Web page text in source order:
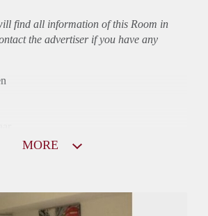
find all information of this Room in
the advertiser if you have any
MORE